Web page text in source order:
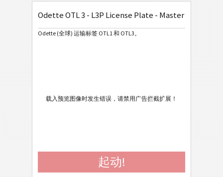
GM General Motors
O Odette
Odette OTL 1 (V1Rev4) - Master Mixed
Odette OTL 3 - Generic
Odette OTL 3 - L3P License Plate - Master Mixed
Odette (全球) 运输标签 OTL1 和 OTL3。
载入预览图像时发生错误，请禁用广告拦截扩展！
起动!